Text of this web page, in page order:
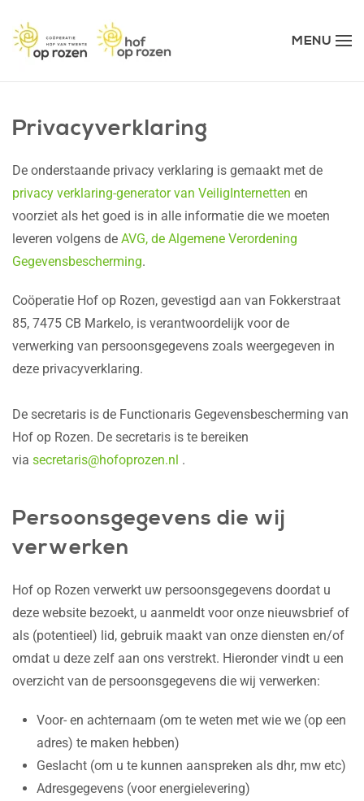
Terug naar hoofdinhoud MENU
Privacyverklaring
De onderstaande privacy verklaring is gemaakt met de
privacy verklaring-generator van VeiligInternetten en
voorziet als het goed is in alle informatie die we moeten
leveren volgens de AVG, de Algemene Verordening
Gegevensbescherming.
Coöperatie Hof op Rozen, gevestigd aan van Fokkerstraat
85, 7475 CB Markelo, is verantwoordelijk voor de
verwerking van persoonsgegevens zoals weergegeven in
deze privacyverklaring.
De secretaris is de Functionaris Gegevensbescherming van
Hof op Rozen. De secretaris is te bereiken
via secretaris@hofoprozen.nl .
Persoonsgegevens die wij
verwerken
Hof op Rozen verwerkt uw persoonsgegevens doordat u
deze website bezoekt, u aanmeldt voor onze nieuwsbrief of
als (potentieel) lid, gebruik maakt van onze diensten en/of
omdat u deze zelf aan ons verstrekt. Hieronder vindt u een
overzicht van de persoonsgegevens die wij verwerken:
Voor- en achternaam (om te weten met wie we (op een
adres) te maken hebben)
Geslacht (om u te kunnen aanspreken als dhr, mw etc)
Adresgegevens (voor energielevering)